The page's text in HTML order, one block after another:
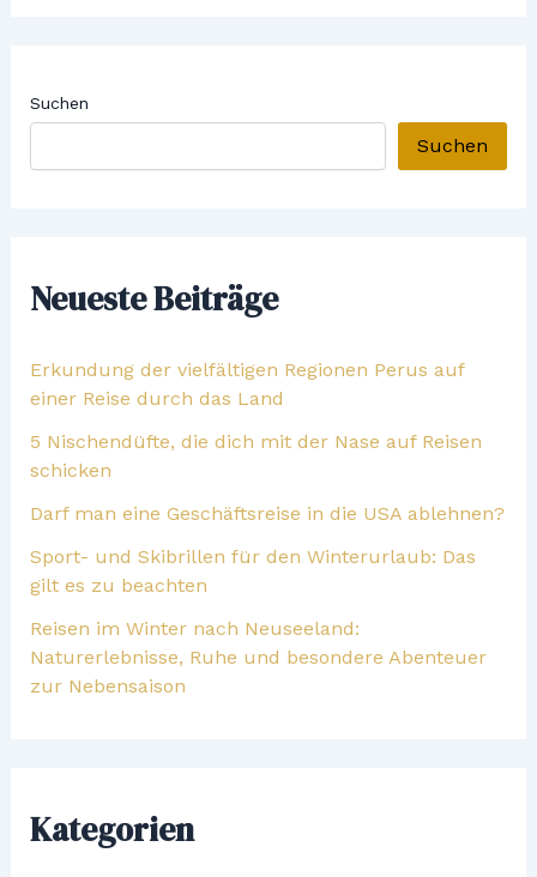
Suchen
Suchen
Neueste Beiträge
Erkundung der vielfältigen Regionen Perus auf
einer Reise durch das Land
5 Nischendüfte, die dich mit der Nase auf Reisen
schicken
Darf man eine Geschäftsreise in die USA ablehnen?
Sport- und Skibrillen für den Winterurlaub: Das
gilt es zu beachten
Reisen im Winter nach Neuseeland:
Naturerlebnisse, Ruhe und besondere Abenteuer
zur Nebensaison
Kategorien